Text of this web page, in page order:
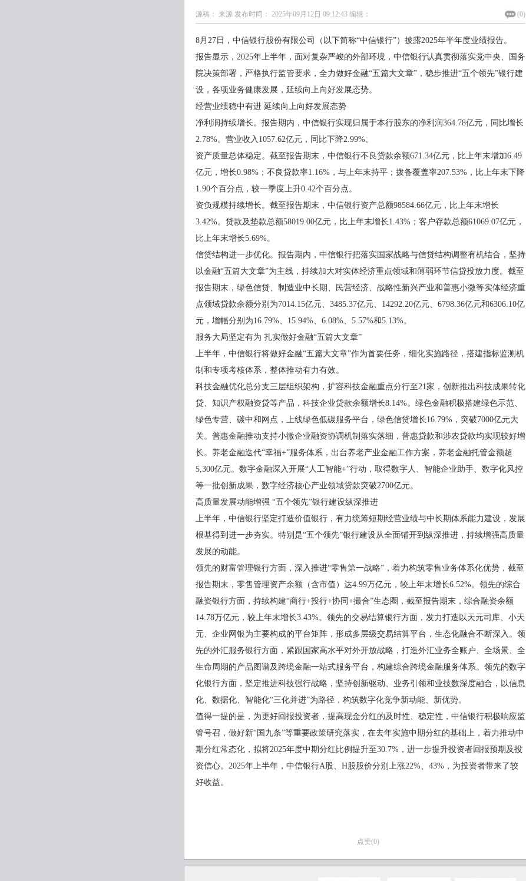
源稿： 来源 发布时间： 2025年09月12日 09:12:43 编辑： (0)
8月27日，中信银行股份有限公司（以下简称“中信银行”）披露2025年半年度业绩报告。
报告显示，2025年上半年，面对复杂严峻的外部环境，中信银行认真贯彻落实党中央、国务
院决策部署，严格执行监管要求，全力做好金融“五篇大文章”，稳步推进“五个领先”银行建
设，各项业务健康发展，延续向上向好发展态势。
经营业绩稳中有进 延续向上向好发展态势
净利润持续增长。报告期内，中信银行实现归属于本行股东的净利润364.78亿元，同比增长
2.78%。营业收入1057.62亿元，同比下降2.99%。
资产质量总体稳定。截至报告期末，中信银行不良贷款余额671.34亿元，比上年末增加6.49
亿元，增长0.98%；不良贷款率1.16%，与上年末持平；拨备覆盖率207.53%，比上年末下降
1.90个百分点，较一季度上升0.42个百分点。
资负规模持续增长。截至报告期末，中信银行资产总额98584.66亿元，比上年末增长
3.42%。贷款及垫款总额58019.00亿元，比上年末增长1.43%；客户存款总额61069.07亿元，
比上年末增长5.69%。
信贷结构进一步优化。报告期内，中信银行把落实国家战略与信贷结构调整有机结合，坚持
以金融“五篇大文章”为主线，持续加大对实体经济重点领域和薄弱环节信贷投放力度。截至
报告期末，绿色信贷、制造业中长期、民营经济、战略性新兴产业和普惠小微等实体经济重
点领域贷款余额分别为7014.15亿元、3485.37亿元、14292.20亿元、6798.36亿元和6306.10亿
元，增幅分别为16.79%、15.94%、6.08%、5.57%和5.13%。
服务大局坚定有为 扎实做好金融“五篇大文章”
上半年，中信银行将做好金融“五篇大文章”作为首要任务，细化实施路径，搭建指标监测机
制和专项考核体系，整体推动有力有效。
科技金融优化总分支三层组织架构，扩容科技金融重点分行至21家，创新推出科技成果转化
贷、知识产权融资贷等产品，科技企业贷款余额增长8.14%。绿色金融积极搭建绿色示范、
绿色专营、碳中和网点，上线绿色低碳服务平台，绿色信贷增长16.79%，突破7000亿元大
关。普惠金融推动支持小微企业融资协调机制落实落细，普惠贷款和涉农贷款均实现较好增
长。养老金融迭代“幸福+”服务体系，出台养老产业金融工作方案，养老金融托管金额超
5,300亿元。数字金融深入开展“人工智能+”行动，取得数字人、智能企业助手、数字化风控
等一批创新成果，数字经济核心产业领域贷款突破2700亿元。
高质量发展动能增强 “五个领先”银行建设纵深推进
上半年，中信银行坚定打造价值银行，有力统筹短期经营业绩与中长期体系能力建设，发展
根基得到进一步夯实。特别是“五个领先”银行建设从全面铺开到纵深推进，持续增强高质量
发展的动能。
领先的财富管理银行方面，深入推进“零售第一战略”，着力构筑零售业务体系化优势，截至
报告期末，零售管理资产余额（含市值）达4.99万亿元，较上年末增长6.52%。领先的综合
融资银行方面，持续构建“商行+投行+协同+撮合”生态圈，截至报告期末，综合融资余额
14.78万亿元，较上年末增长3.43%。领先的交易结算银行方面，发力打造以天元司库、小天
元、企业网银为主要构成的平台矩阵，形成多层级交易结算平台，生态化融合不断深入。领
先的外汇服务银行方面，紧跟国家高水平对外开放战略，打造外汇业务全账户、全场景、全
生命周期的产品图谱及跨境金融一站式服务平台，构建综合跨境金融服务体系。领先的数字
化银行方面，坚定推进科技强行战略，坚持创新驱动、业务引领和业技数深度融合，以信息
化、数据化、智能化“三化并进”为路径，构筑数字化竞争新动能、新优势。
值得一提的是，为更好回报投资者，提高现金分红的及时性、稳定性，中信银行积极响应监
管号召，做好新“国九条”等重要政策研究落实，在去年实施中期分红的基础上，着力推动中
期分红常态化，拟将2025年度中期分红比例提升至30.7%，进一步提升投资者回报预期及投
资信心。2025年上半年，中信银行A股、H股股价分别上涨22%、43%，为投资者带来了较
好收益。
点赞(0)